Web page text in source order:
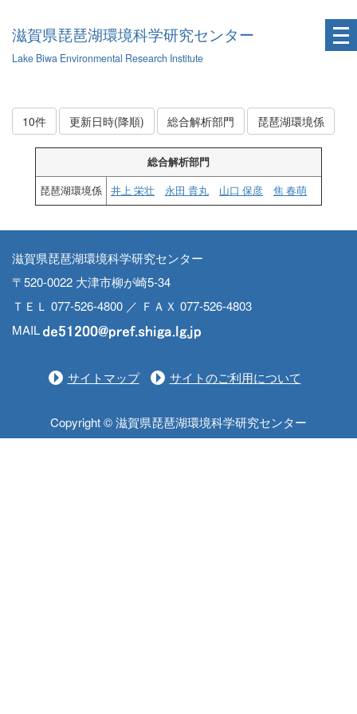
滋賀県琵琶湖環境科学研究センター
Lake Biwa Environmental Research Institute
10件 更新日時(降順) 総合解析部門 琵琶湖環境係
総合解析部門
琵琶湖環境係
井上 栄壮 永田 貴丸 山口 保彦 焦 春萌
滋賀県琵琶湖環境科学研究センター
〒520-0022 大津市柳が崎5-34
ＴＥＬ 077-526-4800 ／ ＦＡＸ 077-526-4803
MAIL
サイトマップ サイトのご利用について
Copyright © 滋賀県琵琶湖環境科学研究センター